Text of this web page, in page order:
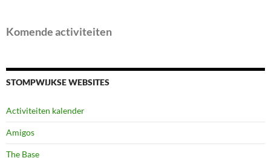
Komende activiteiten
STOMPWIJKSE WEBSITES
Activiteiten kalender
Amigos
The Base